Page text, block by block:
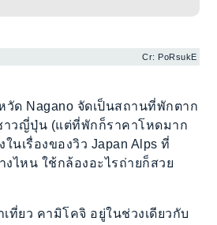
Cr: PoRsukE
วัด Nagano จัดเป็นสถานที่พักตาก
าวญี่ปุ่น (แต่ที่พักก็ราคาโหดมาก
นเรื่องของวิว Japan Alps ที่
ไหน ใช้กล้องอะไรถ่ายก็สวย
ที่ยว คามิโคจิ อยู่ในช่วงเดียวกับ